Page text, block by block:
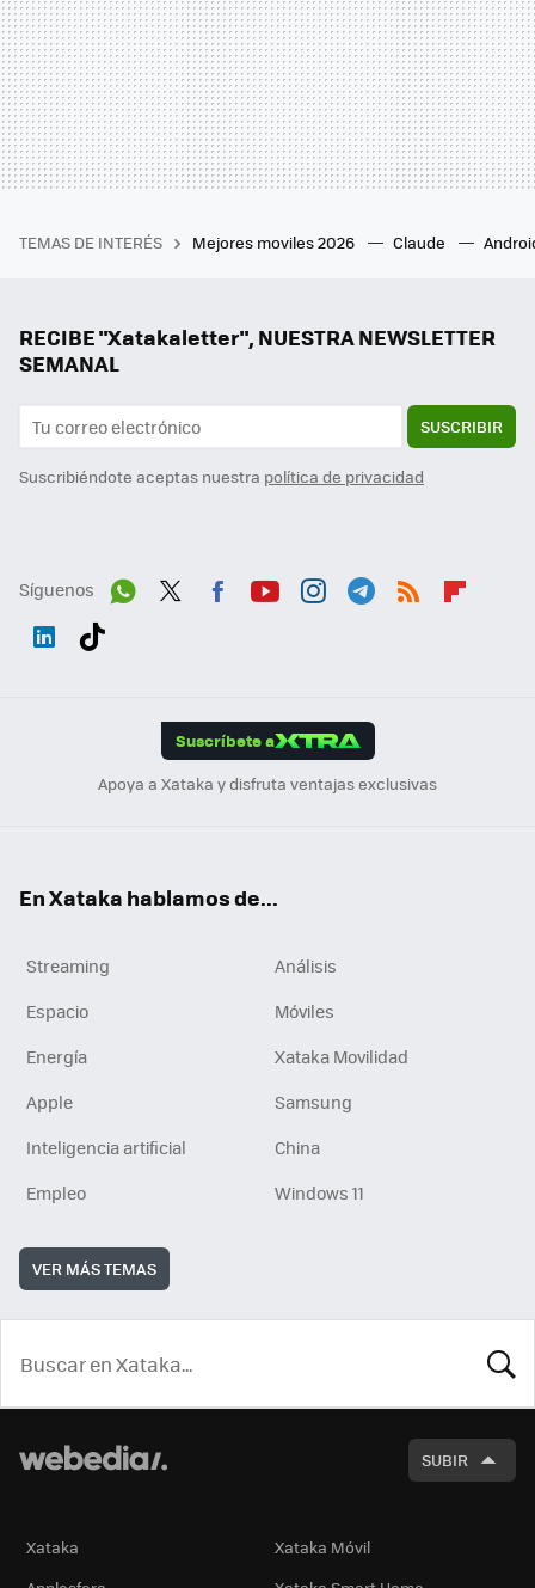
TEMAS DE INTERÉS Mejores moviles 2026 Claude
RECIBE "Xatakaletter", NUESTRA NEWSLETTER
SEMANAL
SUSCRIBIR
Suscribiéndote aceptas nuestra política de privacidad
Síguenos
Suscríbete a
Apoya a Xataka y disfruta ventajas exclusivas
En Xataka hablamos de...
Streaming
Análisis
Espacio
Móviles
Energía
Xataka Movilidad
Apple
Samsung
Inteligencia artificial
China
Empleo
Windows 11
VER MÁS TEMAS
SUBIR
Xataka
Xataka Móvil